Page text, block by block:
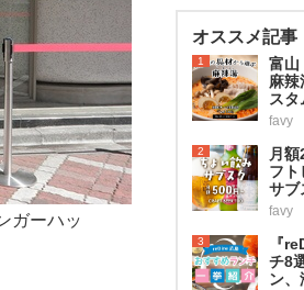
ガーハッ
オススメ記事
1
富山
麻辣
スタ
favy
2
月
フト
サブ
favy
3
『
チ8
ン、